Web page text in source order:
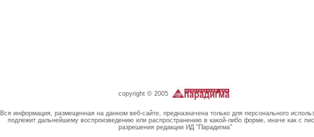
copyright © 2005
Вся информация, размещенная на данном веб-сайте, предназначена только для персонального
подлежит дальнейшему воспроизведению или распространению в какой-либо форме, иначе как с
разрешения редакции ИД "Парадигма"